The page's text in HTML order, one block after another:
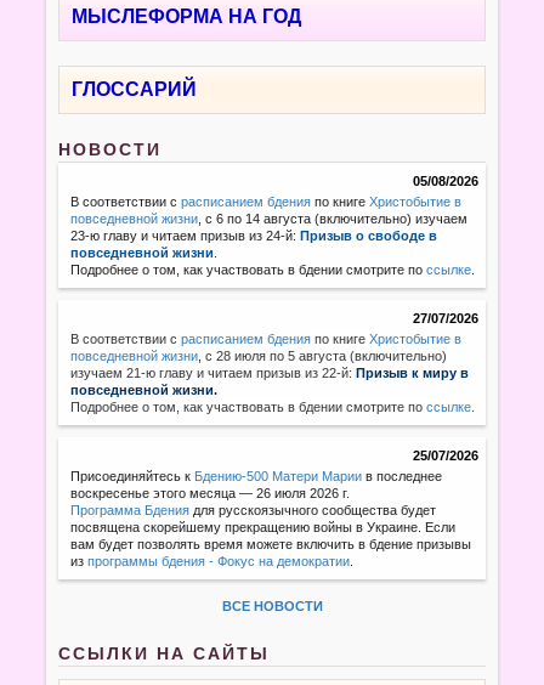
МЫСЛЕФОРМА НА ГОД
ГЛОССАРИЙ
НОВОСТИ
05/08/2026
В соответствии срасписанием бдения по книгеХристобытие в
повседневной жизни , с 6 по 14 августа (включительно) изучаем
23-ю главу и читаем призыв из 24-й:Призыв о свободе в
повседневной жизни
Подробнее о том, как участвовать в бдении смотрите поссылке
27/07/2026
В соответствии с расписанием бдения по книгеХристобытие в
повседневной жизни с 28 июля по 5 августа (включительно)
изучаем 21-ю главу и читаем призыв из 22-й:Призыв к миру в
повседневной жизни.
Подробнее о том, как участвовать в бдении смотрите поссылке
25/07/2026
Присоединяйтесь к Бдению-500 Матери Марии в последнее
воскресенье этого месяца — 26 июля 2026 г.
Программа Бдения для русскоязычного сообщества будет
посвящена скорейшему прекращению войны в Украине. Если
вам будет позволять время можете включить в бдение призывы
изпрограммы бдения - Фокус на демократии
ВСЕ НОВОСТИ
ССЫЛКИ НА САЙТЫ